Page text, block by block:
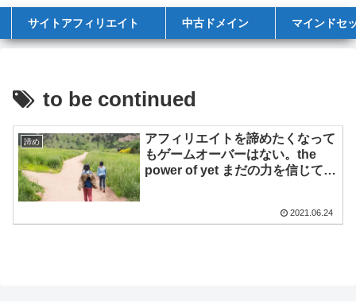
サイトアフィリエイト 中古ドメイン マインドセ
to be continued
諦め
アフィリエイトを諦めたくなって
もゲームオーバーはない。the
power of yet まだの力を信じてや
2021.06.24